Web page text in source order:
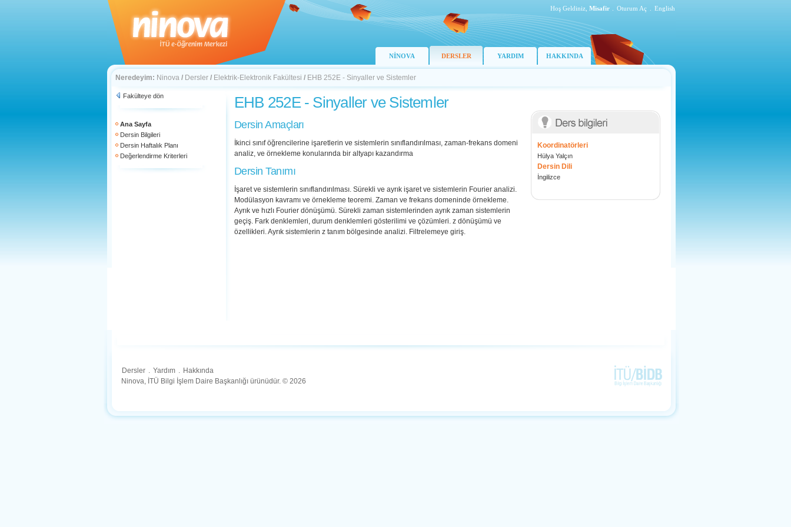
Hoş Geldiniz, Misafir Oturum Aç English
NİNOVA DERSLER YARDIM HAKKINDA
Neredeyim: Ninova / Dersler / Elektrik-Elektronik Fakültesi / EHB 252E - Sinyaller ve Sistemler
Fakülteye dön
Ana Sayfa
Dersin Bilgileri
Dersin Haftalık Planı
Değerlendirme Kriterleri
EHB 252E - Sinyaller ve Sistemler
Dersin Amaçları
İkinci sınıf öğrencilerine işaretlerin ve sistemlerin sınıflandırılması, zaman-frekans domeni
analiz, ve örnekleme konularında bir altyapı kazandırma
Dersin Tanımı
İşaret ve sistemlerin sınıflandırılması. Sürekli ve ayrık işaret ve sistemlerin Fourier analizi.
Modülasyon kavramı ve örnekleme teoremi. Zaman ve frekans domeninde örnekleme.
Ayrık ve hızlı Fourier dönüşümü. Sürekli zaman sistemlerinden ayrık zaman sistemlerin
geçiş. Fark denklemleri, durum denklemleri gösterilimi ve çözümleri. z dönüşümü ve
özellikleri. Ayrık sistemlerin z tanım bölgesinde analizi. Filtrelemeye giriş.
Koordinatörleri
Hülya Yalçın
Dersin Dili
İngilizce
Dersler . Yardım . Hakkında
Ninova, İTÜ Bilgi İşlem Daire Başkanlığı ürünüdür. © 2026